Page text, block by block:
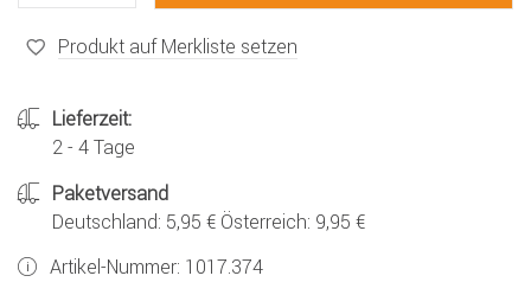
Produkt auf Merkliste setzen
Lieferzeit:
2 - 4 Tage
Paketversand
Deutschland: 5,95 € Österreich: 9,95 €
Artikel-Nummer: 1017.374